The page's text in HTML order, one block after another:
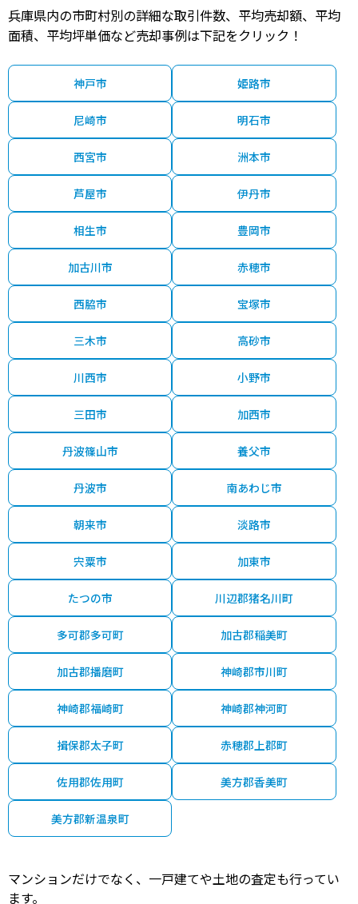
兵庫県内の市町村別の詳細な取引件数、平均売却額、平均
面積、平均坪単価など売却事例は下記をクリック！
神戸市 姫路市
尼崎市 明石市
西宮市 洲本市
芦屋市 伊丹市
相生市 豊岡市
加古川市 赤穂市
西脇市 宝塚市
三木市 高砂市
川西市 小野市
三田市 加西市
丹波篠山市 養父市
丹波市 南あわじ市
朝来市 淡路市
宍粟市 加東市
たつの市 川辺郡猪名川町
多可郡多可町 加古郡稲美町
加古郡播磨町 神崎郡市川町
神崎郡福崎町 神崎郡神河町
揖保郡太子町 赤穂郡上郡町
佐用郡佐用町 美方郡香美町
美方郡新温泉町
マンションだけでなく、一戸建てや土地の査定も行ってい
ます。